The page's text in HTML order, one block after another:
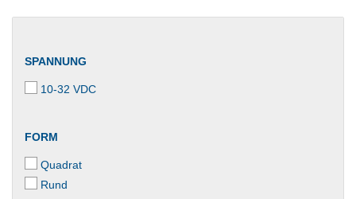
SPANNUNG
10-32 VDC
FORM
Quadrat
Rund